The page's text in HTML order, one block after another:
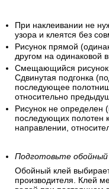
При наклеивании не
узора и клеятся без
Рисунок прямой
другом на одинаковой
Смещающийся
Сдвинутая подгонка
последующее
относительно
Рисунок не определен
последующих полотен
направлении,
Подготовьте обойный
Обойный клей
производителя. Клей